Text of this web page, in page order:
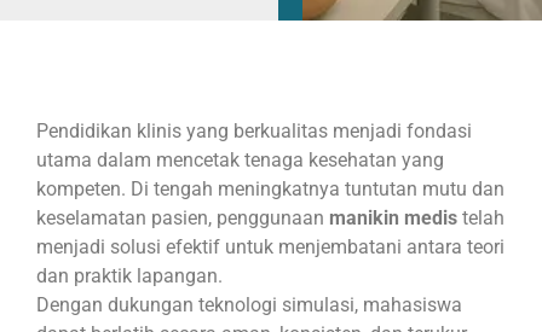
Pendidikan klinis yang berkualitas menjadi fondasi
utama dalam mencetak tenaga kesehatan yang
kompeten. Di tengah meningkatnya tuntutan mutu dan
keselamatan pasien, penggunaan manikin medis telah
menjadi solusi efektif untuk menjembatani antara teori
dan praktik lapangan.
Dengan dukungan teknologi simulasi, mahasiswa